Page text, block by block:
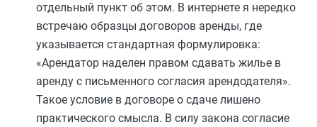
отдельный пункт об этом. В интернете я нередко
встречаю образцы договоров аренды, где
указывается стандартная формулировка:
«Арендатор наделен правом сдавать жилье в
аренду с письменного согласия арендодателя».
Такое условие в договоре о сдаче лишено
практического смысла. В силу закона согласие